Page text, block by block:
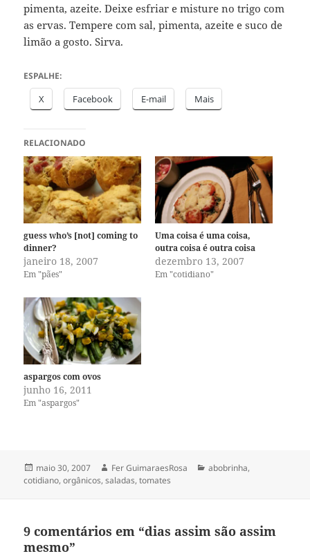
pimenta, azeite. Deixe esfriar e misture no trigo com
as ervas. Tempere com sal, pimenta, azeite e suco de
limão a gosto. Sirva.
ESPALHE:
X Facebook E-mail Mais
RELACIONADO
guess who’s [not] coming to
dinner?
janeiro 18, 2007
Em "pães"
Uma coisa é uma coisa,
outra coisa é outra coisa
dezembro 13, 2007
Em "cotidiano"
aspargos com ovos
junho 16, 2011
Em "aspargos"
Publicado
em
maio 30, 2007 Autor
Fer GuimaraesRosa Categorias
abobrinha,
cotidiano,orgânicos,saladas,tomates
9 comentários em “dias assim são assim
mesmo”